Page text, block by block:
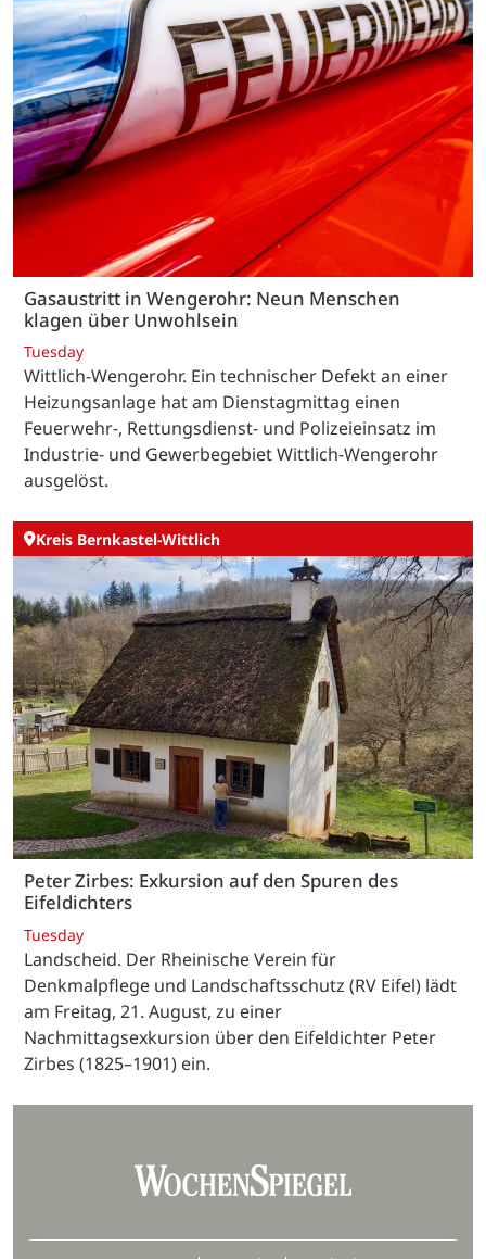
Gasaustritt in Wengerohr: Neun Menschen
klagen über Unwohlsein
Tuesday
Wittlich-Wengerohr. Ein technischer Defekt an einer
Heizungsanlage hat am Dienstagmittag einen
Feuerwehr-, Rettungsdienst- und Polizeieinsatz im
Industrie- und Gewerbegebiet Wittlich-Wengerohr
ausgelöst.
Kreis Bernkastel-Wittlich
Peter Zirbes: Exkursion auf den Spuren des
Eifeldichters
Tuesday
Landscheid. Der Rheinische Verein für
Denkmalpflege und Landschaftsschutz (RV Eifel) lädt
am Freitag, 21. August, zu einer
Nachmittagsexkursion über den Eifeldichter Peter
Zirbes (1825–1901) ein.